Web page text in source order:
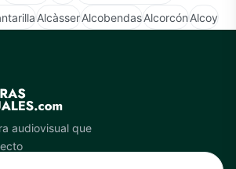
AlcàsserAlcobendasAlcorcónAlcoy
audiovisual que